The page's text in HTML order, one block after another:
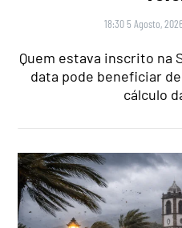
18:30 5 Agosto, 2026
Quem estava inscrito na
data pode beneficiar
cálculo